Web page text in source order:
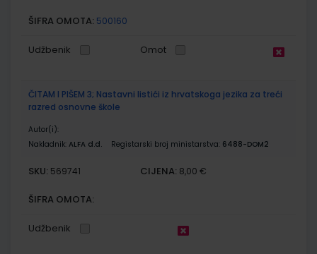
ŠIFRA OMOTA: 500160
Udžbenik Omot
ČITAM I PIŠEM 3; Nastavni listići iz hrvatskoga jezika za treći
razred osnovne škole
Autor(i):
Nakladnik: ALFA d.d. Registarski broj ministarstva: 6488-DOM2
SKU: 569741 CIJENA: 8,00 €
ŠIFRA OMOTA:
Udžbenik